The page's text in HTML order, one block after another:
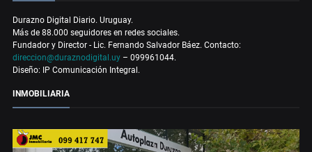
Durazno Digital Diario. Uruguay.
Más de 88.000 seguidores en redes sociales.
Fundador y Director - Lic. Fernando Salvador Báez. Contacto:
direccion@duraznodigital.uy – 099961044.
Diseño: IP Comunicación Integral.
INMOBILIARIA